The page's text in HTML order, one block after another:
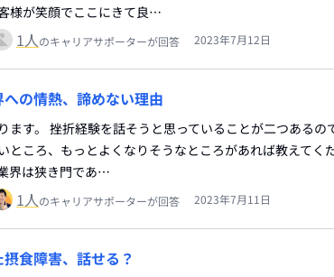
様が笑顔でここにきて良…
1人のキャリアサポーターが回答 2023年7月12日
の情熱、諦めない理由
ます。 挫折経験を話そうと思っていることが二つある
ところ、もっとよくなりそうなところがあれば教えてく
界は狭き門であ…
1人のキャリアサポーターが回答 2023年7月11日
食障害、話せる？